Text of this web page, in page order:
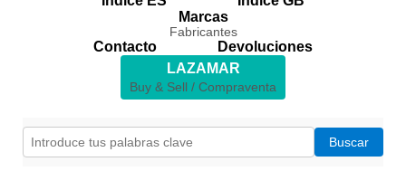
Marcas
Fabricantes
Contacto
Devoluciones
LAZAMAR
Buy & Sell / Compraventa